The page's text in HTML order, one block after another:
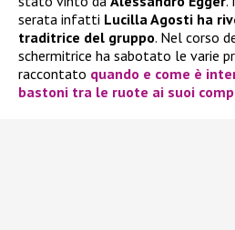
serata infatti Lucilla Agosti ha
traditrice del gruppo. Nel corso
schermitrice ha sabotato le varie
raccontato quando e come è
bastoni tra le ruote ai suoi